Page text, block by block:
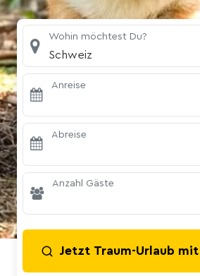
Wohin möchtest Du?
Schweiz
Anreise
Abreise
Anzahl Gäste
Jetzt Traum-Urlaub